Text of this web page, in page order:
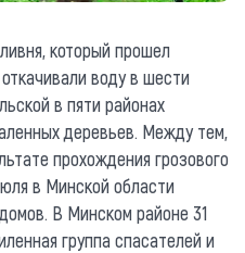
который прошел
воду в шести
в пяти районах
деревьев. Между тем,
прохождения грозового
в Минской области
В Минском районе 31
группа спасателей и